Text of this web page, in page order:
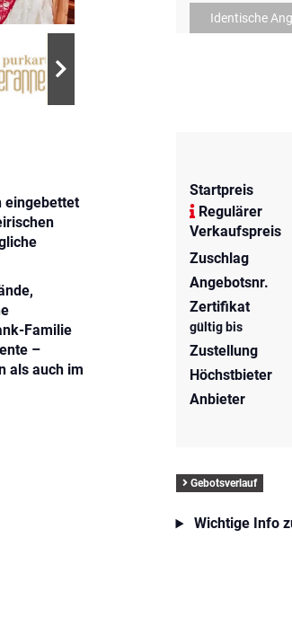
Identische
Startpreis
Regulärer
Verkaufspreis
Zuschlag
Angebotsnr.
Zertifikat
gültig bis
Zustellung
Höchstbieter
Anbieter
Gebotsverlauf
Wichtige Info
eingebettet
Familie
–
als auch im